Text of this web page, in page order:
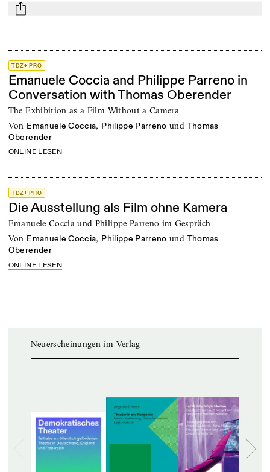
mail
TDZ+ PRO
Emanuele Coccia and Philippe Parreno in
Conversation with Thomas Oberender
The Exhibition as a Film Without a Camera
von Emanuele Coccia, Philippe Parreno und Thomas
Oberender
ONLINE LESEN
TDZ+ PRO
Die Ausstellung als Film ohne Kamera
Emanuele Coccia und Philippe Parreno im Gespräch
von Emanuele Coccia, Philippe Parreno und Thomas
Oberender
ONLINE LESEN
Neuerscheinungen im Verlag